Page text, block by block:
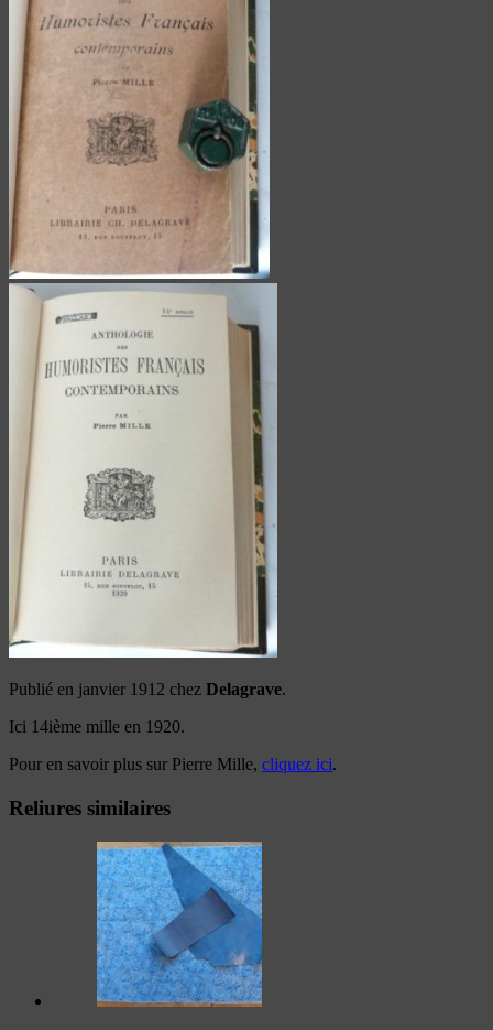
Publié en janvier 1912 chez Delagrave.
Ici 14ième mille en 1920.
Pour en savoir plus sur Pierre Mille, cliquez ici.
Reliures similaires